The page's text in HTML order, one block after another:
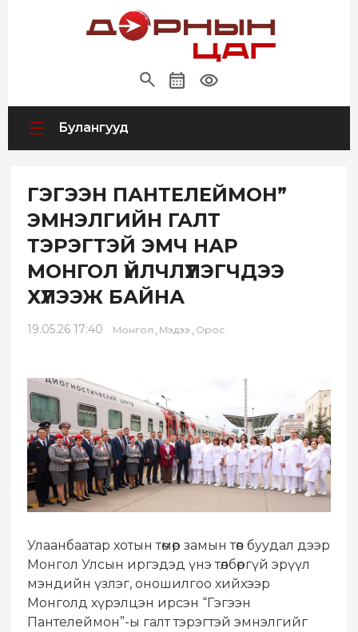
Булангууд
ГЭГЭЭН ПАНТЕЛЕЙМОН”
ЭМНЭЛГИЙН ГАЛТ
ТЭРЭГТЭЙ ЭМЧ НАР
МОНГОЛ ҮЙЛЧЛҮҮЛЭГЧДЭЭ
ХҮЛЭЭЖ БАЙНА
19.05.26 17:40 Монгол , Мэдээ , Орос
Улаанбаатар хотын төмөр замын төв буудал дээр
Монгол Улсын иргэдэд үнэ төлбөргүй эрүүл
мэндийн үзлэг, оношилгоо хийхээр
Монголд хүрэлцэн ирсэн “Гэгээн
Пантелеймон”-ы галт тэрэгтэй эмнэлгийг